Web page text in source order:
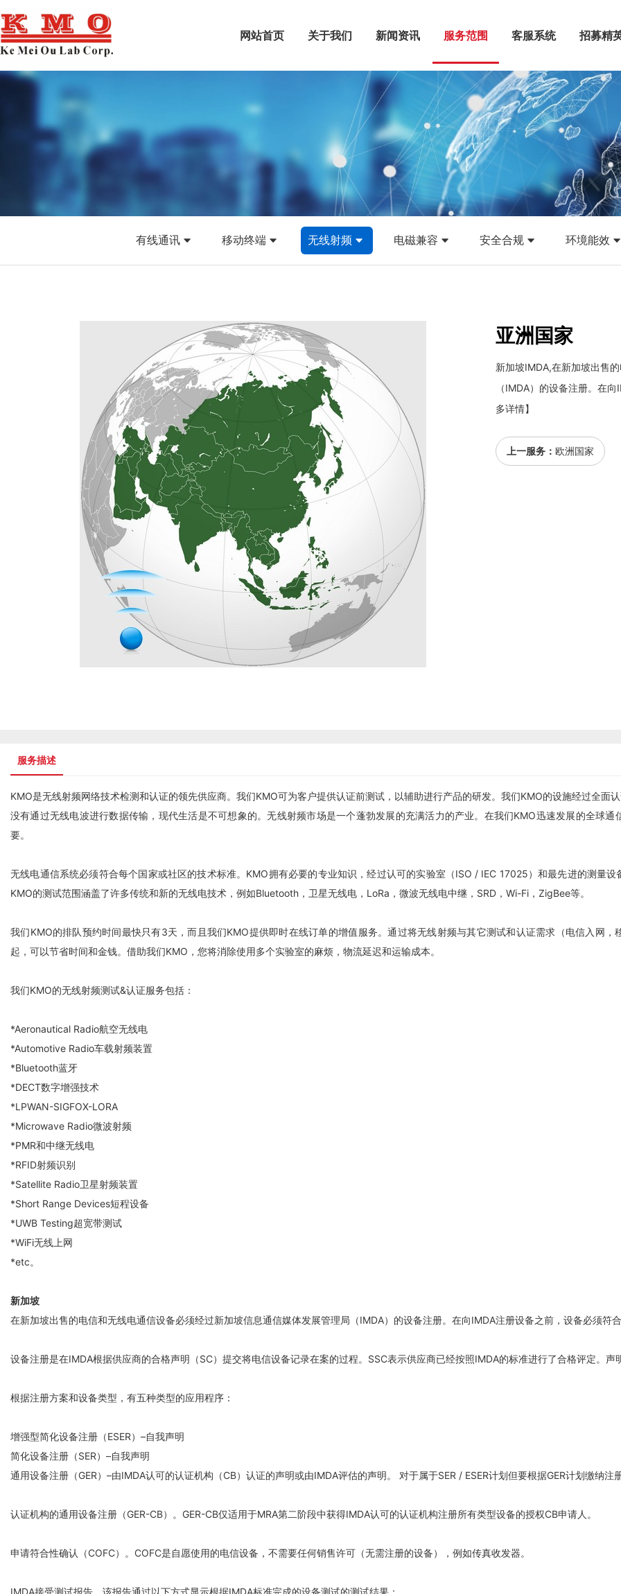
网站首页 关于我们 新闻资讯 服务范围 客服系统 招募精
有线通讯 移动终端 无线射频 电磁兼容 安全合规 环境能效
亚洲国家
新加坡IMDA,在新加坡出售
（IMDA）的设备注册。在
多详情】
上一服务： 欧洲国家
服务描述
KMO是无线射频网络技术检测和认证的领先供应商。我们KMO可为客户提供认证前测试，以辅助进行产品的研发。我们KMO的设施经过全面
没有通过无线电波进行数据传输，现代生活是不可想象的。无线射频市场是一个蓬勃发展的充满活力的产业。在我们KMO迅速发展的全球
要。
无线电通信系统必须符合每个国家或社区的技术标准。KMO拥有必要的专业知识，经过认可的实验室（ISO / IEC 17025）和最先进的测量
KMO的测试范围涵盖了许多传统和新的无线电技术，例如Bluetooth，卫星无线电，LoRa，微波无线电中继，SRD，Wi-Fi，ZigBee等。
我们KMO的排队预约时间最快只有3天，而且我们KMO提供即时在线订单的增值服务。通过将无线射频与其它测试和认证需求（电信入网
起，可以节省时间和金钱。借助我们KMO，您将消除使用多个实验室的麻烦，物流延迟和运输成本。
我们KMO的无线射频测试&认证服务包括：
*Aeronautical Radio航空无线电
*Automotive Radio车载射频装置
*Bluetooth蓝牙
*DECT数字增强技术
*LPWAN-SIGFOX-LORA
*Microwave Radio微波射频
*PMR和中继无线电
*RFID射频识别
*Satellite Radio卫星射频装置
*Short Range Devices短程设备
*UWB Testing超宽带测试
*WiFi无线上网
*etc。
新加坡
在新加坡出售的电信和无线电通信设备必须经过新加坡信息通信媒体发展管理局（IMDA）的设备注册。在向IMDA注册设备之前，设备必须符
设备注册是在IMDA根据供应商的合格声明（SC）提交将电信设备记录在案的过程。SSC表示供应商已经按照IMDA的标准进行了合格评定。声
根据注册方案和设备类型，有五种类型的应用程序：
增强型简化设备注册（ESER）–自我声明
简化设备注册（SER）–自我声明
通用设备注册（GER）–由IMDA认可的认证机构（CB）认证的声明或由IMDA评估的声明。 对于属于SER / ESER计划但要根据GER计划缴纳注
认证机构的通用设备注册（GER-CB）。GER-CB仅适用于MRA第二阶段中获得IMDA认可的认证机构注册所有类型设备的授权CB申请人。
申请符合性确认（COFC）。COFC是自愿使用的电信设备，不需要任何销售许可（无需注册的设备），例如传真收发器。